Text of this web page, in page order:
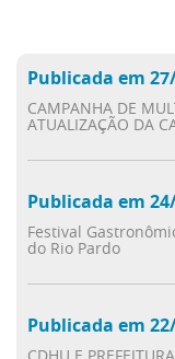
Publicada em
CAMPANHA DE
ATUALIZAÇÃO DA
Publicada em
Festival
do Rio Pardo
Publicada em